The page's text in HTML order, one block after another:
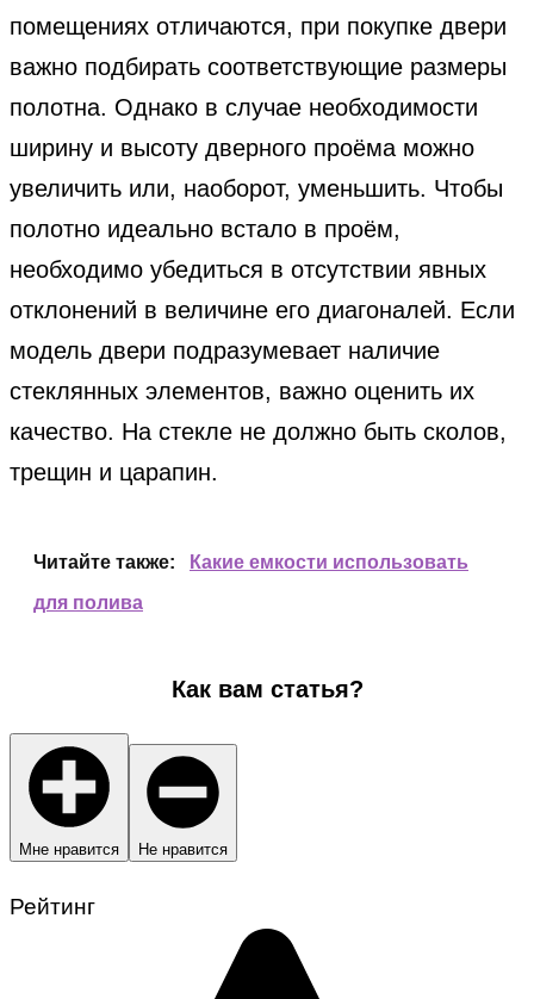
помещениях отличаются, при покупке двери
важно подбирать соответствующие размеры
полотна. Однако в случае необходимости
ширину и высоту дверного проёма можно
увеличить или, наоборот, уменьшить. Чтобы
полотно идеально встало в проём,
необходимо убедиться в отсутствии явных
отклонений в величине его диагоналей. Если
модель двери подразумевает наличие
стеклянных элементов, важно оценить их
качество. На стекле не должно быть сколов,
трещин и царапин.
Читайте также:
Какие емкости использовать
для полива
Как вам статья?
Мне нравится Не нравится
Рейтинг